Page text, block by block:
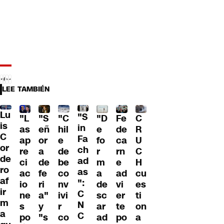
LEE TAMBIÉN
Lu
is
C
or
de
ro
af
ir
m
a
"L
as
ap
re
ci
ac
io
ne
s
po
"S
eñ
or
a
de
fe
ri
a"
y
"s
"C
hil
e
de
be
co
nv
ivi
r
co
"S
in
Fa
ch
ad
as
":
C
N
C
"D
e
fo
r
m
a
de
sc
ar
ad
Fe
de
ca
rn
e
ad
vi
er
te
po
C
R
U
C
H
cu
es
ti
on
a